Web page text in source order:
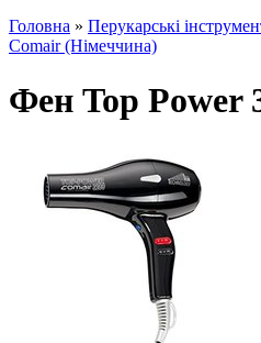
Головна » Перукарські
Comair (Німеччина)
Фен Top Power